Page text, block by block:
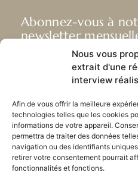
Nous vous
extrait d'une
interview
Afin de vous offrir la meilleure
technologies telles que les cookies
informations de votre appareil.
permettra de traiter des données
navigation ou des identifiants
retirer votre consentement pourrait
fonctionnalités et fonctions.
Abonnez-vous à
newsletter
Recevez les dernières
concernant notre vie, notre
nos ministères à travers le
S'ABONNER